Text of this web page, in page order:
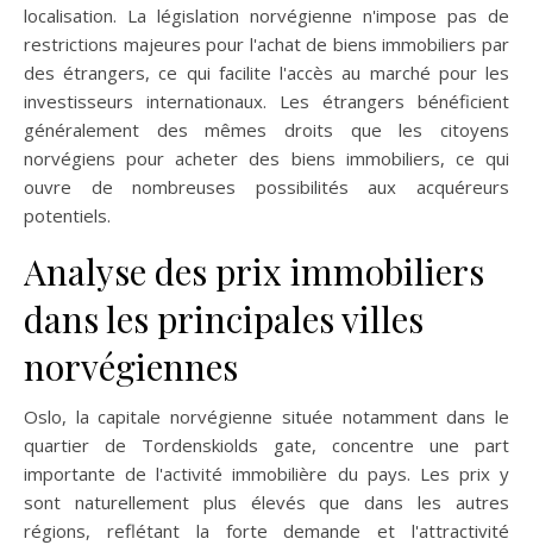
localisation. La législation norvégienne n'impose pas de
restrictions majeures pour l'achat de biens immobiliers par
des étrangers, ce qui facilite l'accès au marché pour les
investisseurs internationaux. Les étrangers bénéficient
généralement des mêmes droits que les citoyens
norvégiens pour acheter des biens immobiliers, ce qui
ouvre de nombreuses possibilités aux acquéreurs
potentiels.
Analyse des prix immobiliers
dans les principales villes
norvégiennes
Oslo, la capitale norvégienne située notamment dans le
quartier de Tordenskiolds gate, concentre une part
importante de l'activité immobilière du pays. Les prix y
sont naturellement plus élevés que dans les autres
régions, reflétant la forte demande et l'attractivité